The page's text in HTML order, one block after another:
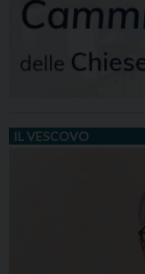
IL VESCOVO